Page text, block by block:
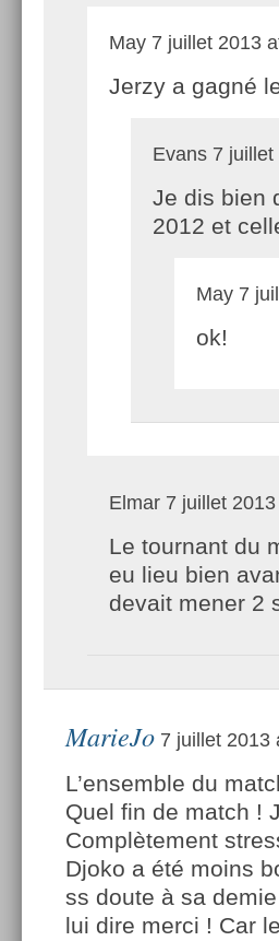
May 7 juillet 2013
Jerzy a gagné
Evans 7
Je dis bien
2012 et
May 7
ok!
Elmar 7 juillet
Le tournant du
eu lieu bien
devait mener 2
MarieJo 7 juillet 2013
L’ensemble du
Quel fin de match !
Complètement
Djoko a été moins
ss doute à sa
lui dire merci ! Car